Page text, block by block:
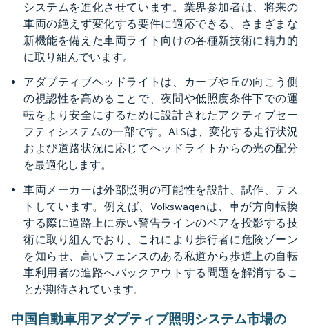
システムを進化させています。業界参加者は、将来の
車両の絶えず変化する要件に適応できる、さまざまな
新機能を備えた車両ライト向けの各種新技術に精力的
に取り組んでいます。
アダプティブヘッドライトは、カーブや丘の向こう側
の視認性を高めることで、夜間や低照度条件下での運
転をより安全にするために設計されたアクティブセー
フティシステムの一部です。ALSは、変化する走行状況
および道路状況に応じてヘッドライトからの光の配分
を最適化します。
車両メーカーは外部照明の可能性を設計、試作、テス
トしています。例えば、Volkswagenは、車が方向転換
する際に道路上に赤い警告ラインのペアを投影する技
術に取り組んでおり、これにより歩行者に危険ゾーン
を知らせ、高いフェンスのある私道から歩道上の自転
車利用者の進路へバックアウトする問題を解消するこ
とが期待されています。
中国自動車用アダプティブ照明システム市場の